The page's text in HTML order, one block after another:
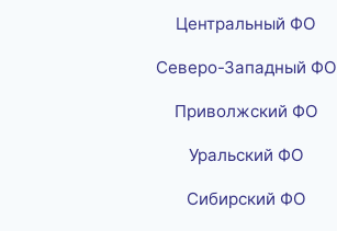
Центральный ФО
Северо-Западный ФО
Приволжский ФО
Уральский ФО
Сибирский ФО